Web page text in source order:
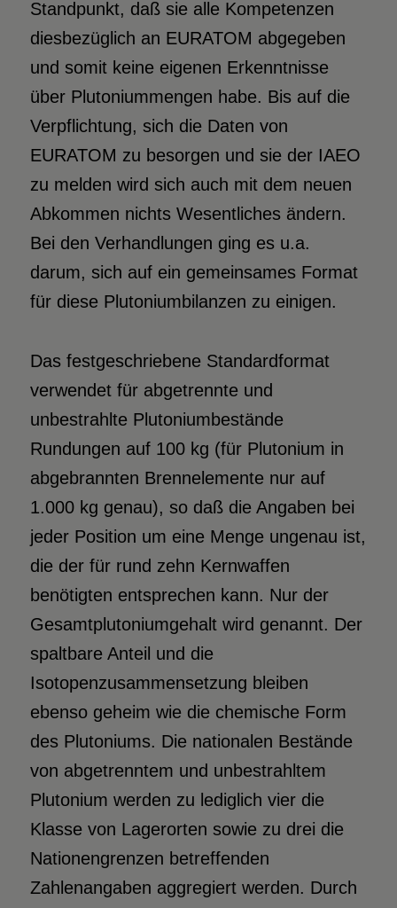
Standpunkt, daß sie alle Kompetenzen
diesbezüglich an EURATOM abgegeben
und somit keine eigenen Erkenntnisse
über Plutoniummengen habe. Bis auf die
Verpflichtung, sich die Daten von
EURATOM zu besorgen und sie der IAEO
zu melden wird sich auch mit dem neuen
Abkommen nichts Wesentliches ändern.
Bei den Verhandlungen ging es u.a.
darum, sich auf ein gemeinsames Format
für diese Plutoniumbilanzen zu einigen.
Das festgeschriebene Standardformat
verwendet für abgetrennte und
unbestrahlte Plutoniumbestände
Rundungen auf 100 kg (für Plutonium in
abgebrannten Brennelemente nur auf
1.000 kg genau), so daß die Angaben bei
jeder Position um eine Menge ungenau ist,
die der für rund zehn Kernwaffen
benötigten entsprechen kann. Nur der
Gesamtplutoniumgehalt wird genannt. Der
spaltbare Anteil und die
Isotopenzusammensetzung bleiben
ebenso geheim wie die chemische Form
des Plutoniums. Die nationalen Bestände
von abgetrenntem und unbestrahltem
Plutonium werden zu lediglich vier die
Klasse von Lagerorten sowie zu drei die
Nationengrenzen betreffenden
Zahlenangaben aggregiert werden. Durch